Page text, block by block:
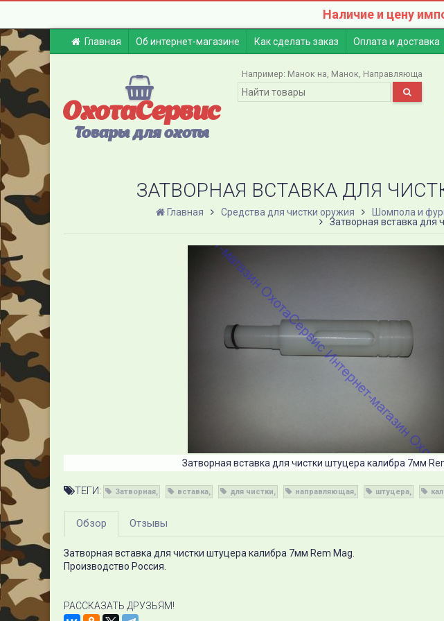
Наличие и цену
Главная Об интернет-магазине Как сделать заказ Оплата и доставка
ОхотаСервис
Товары для охоты
Например: Манок на Манок Направляюща
ЗАТВОРНАЯ ВСТАВКА ДЛЯ
Главная Средства для чистки оружия Шомпола и
Затворная вставка для
Затворная вставка для чистки штуцера калибра 7мм
ТЕГИ: Затворная вставка для чистки направляющая штуцера
Обзор Отзывы
Затворная вставка для чистки штуцера калибра 7мм Rem Mag.
Производство Россия.
РАССКАЗАТЬ ДРУЗЬЯМ!